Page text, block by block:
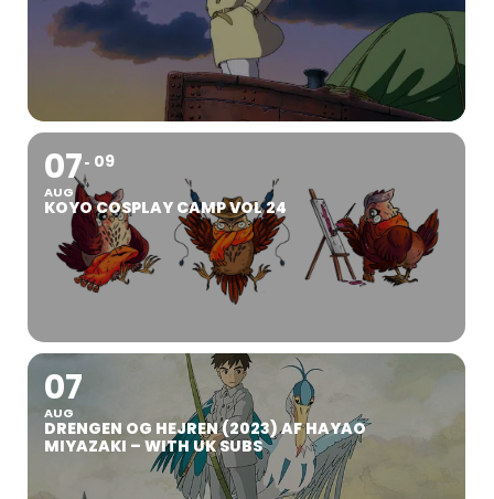
07
AUG
09
KOYO COSPLAY CAMP VOL 24
07
AUG
DRENGEN OG HEJREN (2023) AF HAYAO
MIYAZAKI – WITH UK SUBS